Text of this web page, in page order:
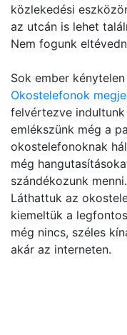
közlekedési
az utcán is lehet
Nem fogunk
Sok ember
Okostelefonok
felvértezve
emlékszünk még a
okostelefonoknak
még
szándékozunk menni.
Láthattuk az
kiemeltük a
még nincs, széles
akár az interneten.